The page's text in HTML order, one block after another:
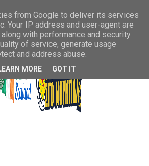
from Google to deliver its services
Your IP address and user-agent are
with performance and security
of service, generate usage
and address abuse.
MORE GOT IT